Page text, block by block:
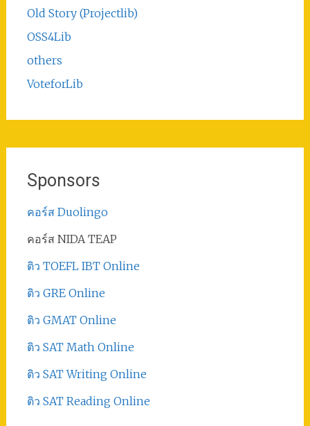
Old Story (Projectlib)
OSS4Lib
others
VoteforLib
Sponsors
คอร์ส Duolingo
คอร์ส NIDA TEAP
ติว TOEFL IBT Online
ติว GRE Online
ติว GMAT Online
ติว SAT Math Online
ติว SAT Writing Online
ติว SAT Reading Online